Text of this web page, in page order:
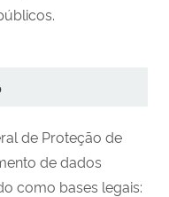
de Proteção de
de dados
como bases legais: